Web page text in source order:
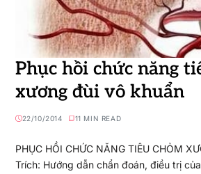
Phục hồi chức năng
xương đùi vô khuẩn
22/10/2014 11 MIN READ
PHỤC HỒI CHỨC NĂNG TIÊU CHỎM
Trích: Hướng dẫn chẩn đoán, điều trị